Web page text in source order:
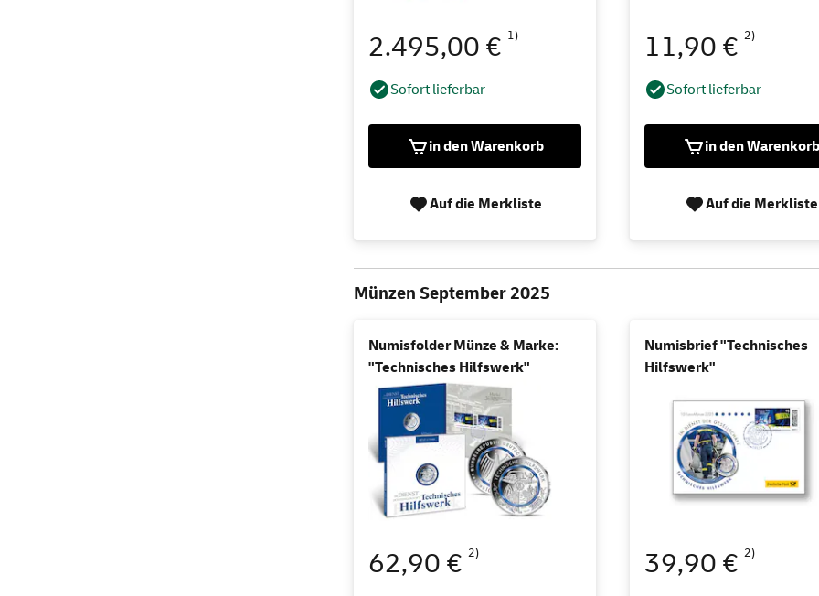
2.495,00 € 1)
Sofort lieferbar
in den Warenkorb
Auf die Merkliste
11,90 €2)
Sofort lieferbar
in den Warenkorb
Auf die Merkliste
Münzen September 2025
Numisfolder Münze & Marke:
"Technisches Hilfswerk"
62,90 € 2)
Numisbrief "Technisches
Hilfswerk"
39,90 €2)